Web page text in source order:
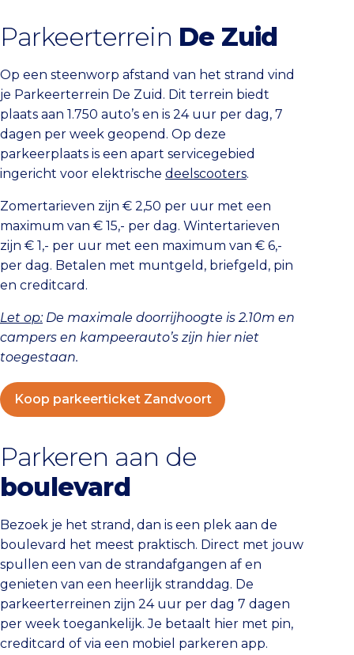
Parkeerterrein De Zuid
Op een steenworp afstand van het strand vind
je Parkeerterrein De Zuid. Dit terrein biedt
plaats aan 1.750 auto’s en is 24 uur per dag, 7
dagen per week geopend. Op deze
parkeerplaats is een apart servicegebied
ingericht voor elektrische deelscooters.
Zomertarieven zijn € 2,50 per uur met een
maximum van € 15,- per dag. Wintertarieven
zijn € 1,- per uur met een maximum van € 6,-
per dag. Betalen met muntgeld, briefgeld, pin
en creditcard.
Let op: De maximale doorrijhoogte is 2.10m en
campers en kampeerauto’s zijn hier niet
toegestaan.
Koop parkeerticket Zandvoort
Parkeren aan de
boulevard
Bezoek je het strand, dan is een plek aan de
boulevard het meest praktisch. Direct met jouw
spullen een van de strandafgangen af en
genieten van een heerlijk stranddag. De
parkeerterreinen zijn 24 uur per dag 7 dagen
per week toegankelijk. Je betaalt hier met pin,
creditcard of via een mobiel parkeren app.